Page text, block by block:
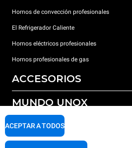
Hornos de convección profesionales
El Refrigerador Caliente
Hornos eléctricos profesionales
Hornos profesionales de gas
ACCESORIOS
Todos los accesorios
Detergentes para lavado automático
Detergentes para lavado manual
MUNDO UNOX
Nuestras sedes en el mundo
SOPORTE
ACEPTAR A TODOS